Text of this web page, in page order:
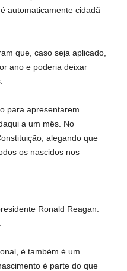
automaticamente cidadã
que, caso seja aplicado,
ano e poderia deixar
para apresentarem
a um mês. No
alegando que
os nascidos nos
Ronald Reagan.
é também é um
é parte do que